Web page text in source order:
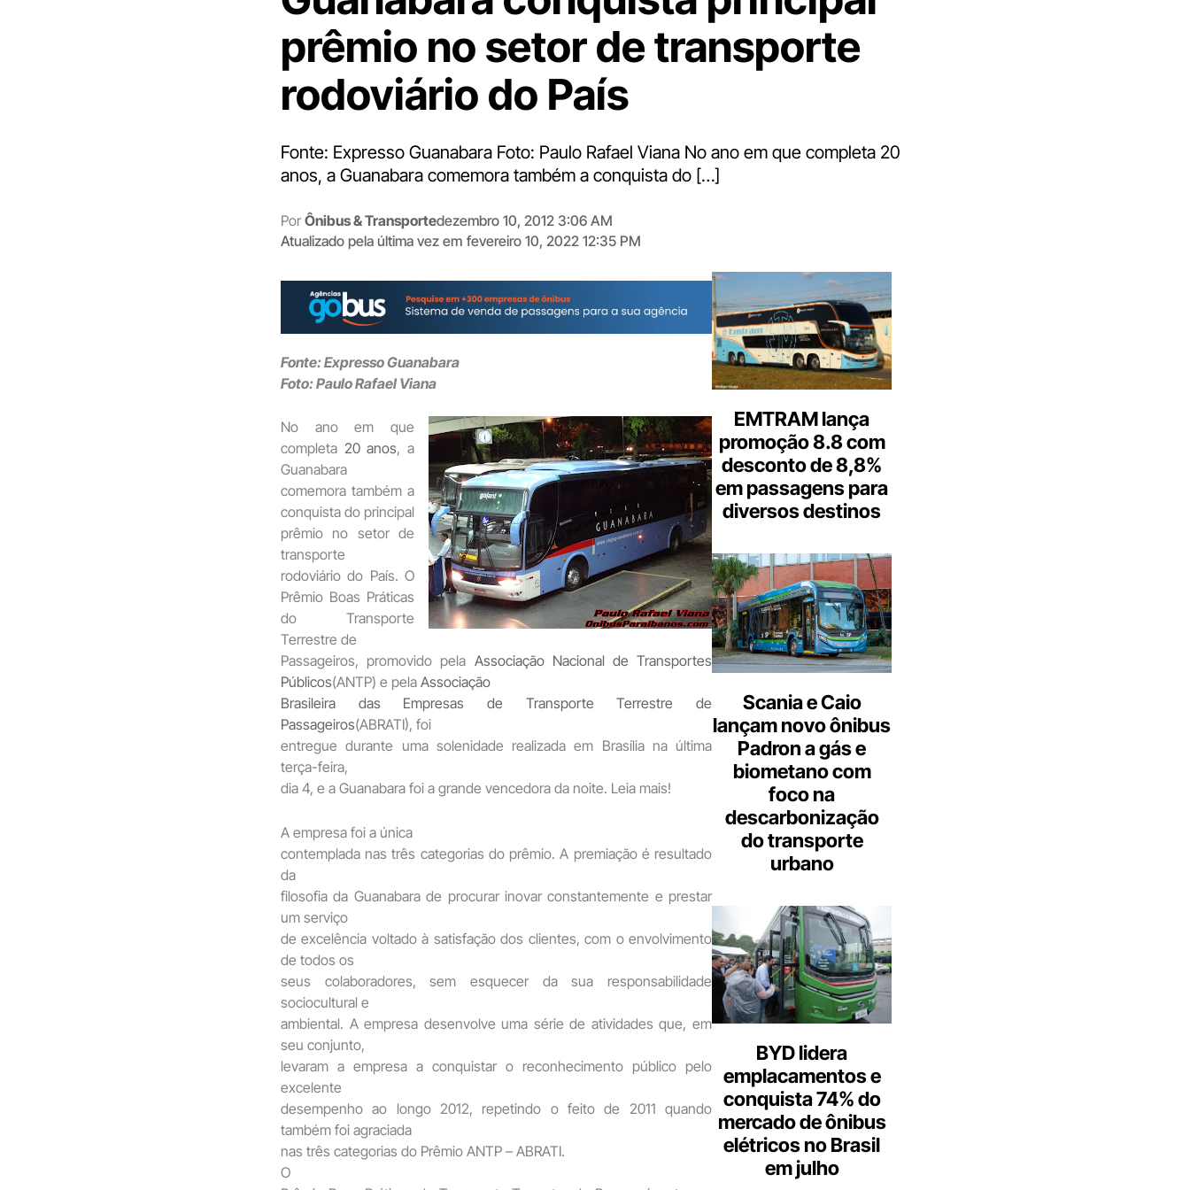
prêmio no setor de transporte
rodoviário do País
Fonte: Expresso Guanabara Foto: Paulo Rafael Viana No ano em que completa 20
anos, a Guanabara comemora também a conquista do […]
Por Ônibus & Transportedezembro 10, 2012 3:06 AM
Atualizado pela última vez em fevereiro 10, 2022 12:35 PM
Fonte: Expresso Guanabara
Foto: Paulo Rafael Viana
No ano em que
completa 20 anos, a
Guanabara
comemora também a
conquista do principal
prêmio no setor de
transporte
rodoviário do País. O
Prêmio Boas Práticas
do Transporte
Terrestre de
Passageiros, promovido pela Associação Nacional de Transportes
Públicos(ANTP) e pela Associação
Brasileira das Empresas de Transporte Terrestre de
Passageiros(ABRATI), foi
entregue durante uma solenidade realizada em Brasília na última
terça-feira,
dia 4, e a Guanabara foi a grande vencedora da noite. Leia mais!
A empresa foi a única
contemplada nas três categorias do prêmio. A premiação é resultado
da
filosofia da Guanabara de procurar inovar constantemente e prestar
um serviço
de excelência voltado à satisfação dos clientes, com o envolvimento
de todos os
seus colaboradores, sem esquecer da sua responsabilidade
sociocultural e
ambiental. A empresa desenvolve uma série de atividades que, em
seu conjunto,
levaram a empresa a conquistar o reconhecimento público pelo
excelente
desempenho ao longo 2012, repetindo o feito de 2011 quando
também foi agraciada
nas três categorias do Prêmio ANTP – ABRATI.
O
EMTRAM lança
promoção 8.8 com
desconto de 8,8%
em passagens para
diversos destinos
Scania e Caio
lançam novo ônibus
Padron a gás e
biometano com
foco na
descarbonização
do transporte
urbano
BYD lidera
emplacamentos e
conquista 74% do
mercado de ônibus
elétricos no Brasil
em julho
Digite
aqui
o
seu
e-
mail